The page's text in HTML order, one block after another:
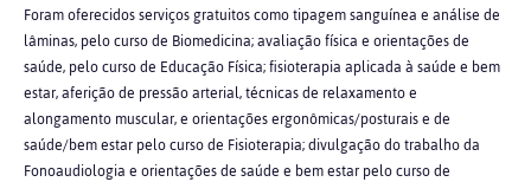
Foram oferecidos serviços gratuitos como tipagem sanguínea e análise de
lâminas, pelo curso de Biomedicina; avaliação física e orientações de
saúde, pelo curso de Educação Física; fisioterapia aplicada à saúde e bem
estar, aferição de pressão arterial, técnicas de relaxamento e
alongamento muscular, e orientações ergonômicas/posturais e de
saúde/bem estar pelo curso de Fisioterapia; divulgação do trabalho da
Fonoaudiologia e orientações de saúde e bem estar pelo curso de